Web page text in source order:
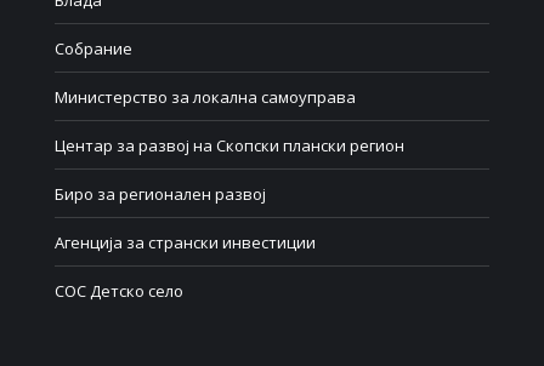
Собрание
Министерство за локална самоуправа
Центар за развој на Скопски плански регион
Биро за регионален развој
Агенција за странски инвестиции
СОС Детско село